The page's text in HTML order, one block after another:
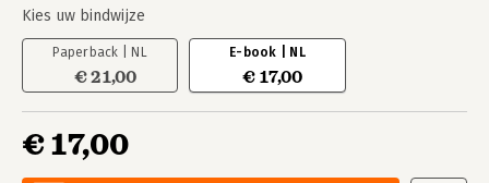
Kies uw bindwijze
Paperback | NL
€ 21,00
E-book | NL
€ 17,00
€ 17,00